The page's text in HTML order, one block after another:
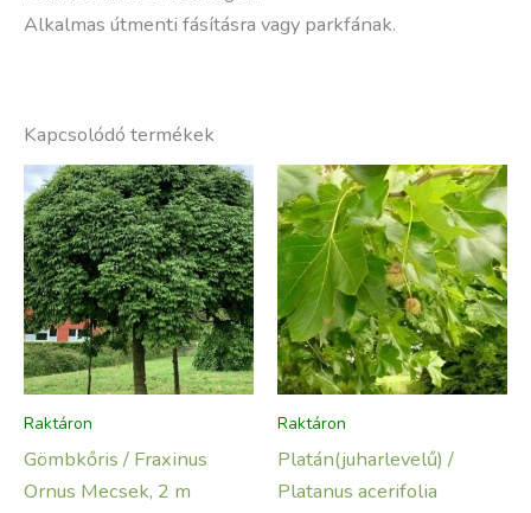
Alkalmas útmenti fásításra vagy parkfának.
Kapcsolódó termékek
Raktáron
Gömbkőris / Fraxinus
Ornus Mecsek, 2 m
Raktáron
Platán(juharlevelű) /
Platanus acerifolia